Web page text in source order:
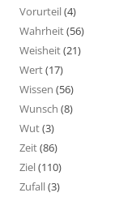
Vorurteil(4)
Wahrheit(56)
Weisheit(21)
Wert(17)
Wissen (56)
Wunsch (8)
Wut(3)
Zeit(86)
Ziel(110)
Zufall(3)